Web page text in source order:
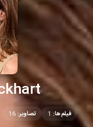
فیلم‌ها: تصاویر: 16